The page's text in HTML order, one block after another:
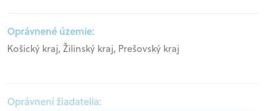
Oprávnené územie:
Košický kraj, Žilinský kraj, Prešovský kraj
Oprávnení žiadatelia: